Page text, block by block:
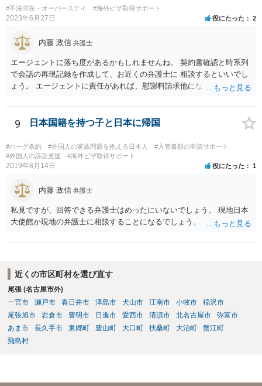
#不法滞在・オーバーステイ #海外ビザ取得サポート
2023年6月27日 役にたった 2
内藤 政信 弁護士
エージェントに落ち度があるかもしれませんね。 契約書確認と時系列
で会話の再現記録を作成して、お近くの弁護士に 相談するといいでし
ょう。 エージェントに責任があれば、慰謝料請求他になるでしょう。
9 日本国籍を持つ子と日本に帰国
#ハーグ条約 #外国人の家族問題を抱える日本人
#入管書類の申請サポート
#外国人の訴訟支援
#海外ビザ取得サポート
2019年8月14日 役にたった 1
内藤 政信 弁護士
私見ですが、回答できる弁護士はめったにいないでしょう。 現地日本
大使館か現地の弁護士に相談することになるでしょう。
近くの市区町村を選び直す
尾張 (名古屋市外)
一宮市
瀬戸市 春日井市 津島市 犬山市 江南市 小牧市
稲沢市
尾張旭市
岩倉市 豊明市 日進市 愛西市 清須市 北名古屋市
弥富市
あま市
長久手市 東郷町 豊山町 大口町 扶桑町 大治町
蟹江町
飛島村